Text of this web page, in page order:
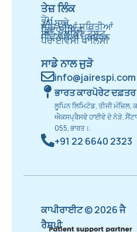
ਤੇਜ਼ ਲਿੰਕ
ਹੋਮ
JAI ਬਾਰੇ
ਸਾਹ ਦੀਆਂ ਸਥਿਤੀਆਂ
ਡਿਵਾਈਸਿਜ਼
ਸਵੈ-ਮੁਲਾਂਕਣ ਟੈਸਟ
ਜੀਵਨ ਸ਼ੈਲੀ ਪ੍ਰਬੰਧਨ
ਪਰਾਈਵੇਸੀ ਪਾਲਿਸੀ
ਸਾਡੇ ਨਾਲ ਜੁੜੋ
info@jairespi.com
ਭਾਰਤ ਕਾਰਪੋਰੇਟ ਦਫ਼ਤਰ
ਲੂਪਿਨ ਲਿਮਿਟੇਡ, ਤੀਜੀ
ਐਕਸਪ੍ਰੈਸਵੇ ਹਾਈਵੇ ਦੇ ਨੇੜੇ,
055, ਭਾਰਤ।.
+91 22 6640 2323
ਕਾਪੀਰਾਈਟ © 2026 ਜੈ
ਰੈਸਪੀ